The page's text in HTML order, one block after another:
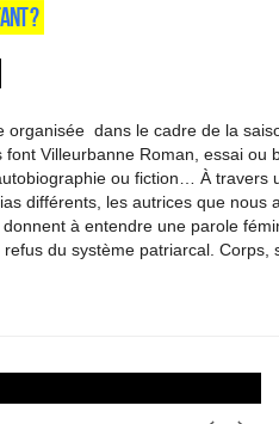
?
organisée dans le cadre de la
font Villeurbanne Roman, essai ou
ou fiction… À travers
différents, les autrices que nous
à entendre une parole
du système patriarcal. Corps,